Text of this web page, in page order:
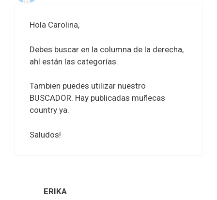
Hola Carolina,
Debes buscar en la columna de la derecha,
ahí están las categorías.
Tambien puedes utilizar nuestro
BUSCADOR. Hay publicadas muñecas
country ya.
Saludos!
ERIKA